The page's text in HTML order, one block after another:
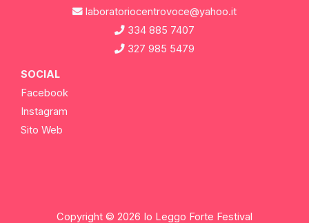
laboratoriocentrovoce@yahoo.it
334 885 7407
327 985 5479
SOCIAL
Facebook
Instagram
Sito Web
Copyright © 2026 Io Leggo Forte Festival